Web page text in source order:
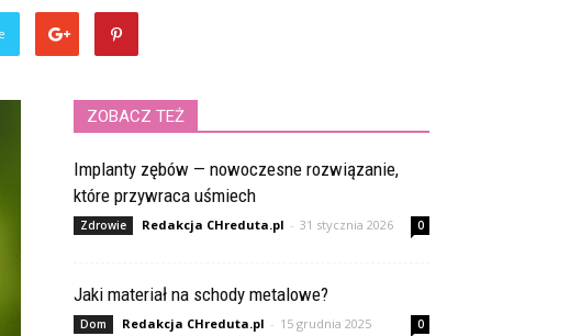
ZOBACZ TEŻ
Implanty zębów — nowoczesne rozwiązanie,
które przywraca uśmiech
Zdrowie Redakcja CHreduta.pl - 31 stycznia 2026 0
Jaki materiał na schody metalowe?
Dom Redakcja CHreduta.pl - 15 grudnia 2025 0